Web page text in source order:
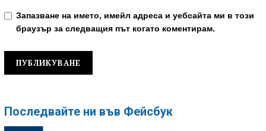
Запазване на името, имейл адреса и уебсайта ми в този
браузър за следващия път когато коментирам.
Последвайте ни във Фейсбук